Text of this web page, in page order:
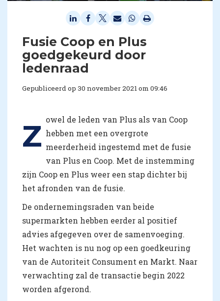
Fusie Coop en Plus
goedgekeurd door
ledenraad
Gepubliceerd op 30 november 2021 om 09:46
Z owel de leden van Plus als van Coop
hebben met een overgrote
meerderheid ingestemd met de fusie
van Plus en Coop. Met de instemming
zijn Coop en Plus weer een stap dichter bij
het afronden van de fusie.
De ondernemingsraden van beide
supermarkten hebben eerder al positief
advies afgegeven over de samenvoeging.
Het wachten is nu nog op een goedkeuring
van de Autoriteit Consument en Markt. Naar
verwachting zal de transactie begin 2022
worden afgerond.